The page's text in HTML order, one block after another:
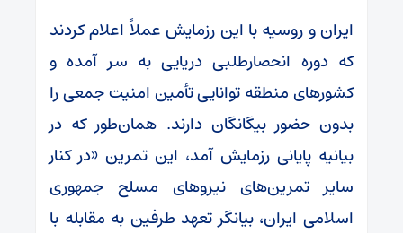
ایران و روسیه با این رزمایش عملاً اعلام کردند
که دوره انحصارطلبی دریایی به سر آمده و
کشورهای منطقه توانایی تأمین امنیت جمعی را
بدون حضور بیگانگان دارند. همان‌طور که در
بیانیه پایانی رزمایش آمد، این تمرین «در کنار
سایر تمرین‌های نیروهای مسلح جمهوری
اسلامی ایران، بیانگر تعهد طرفین به مقابله با